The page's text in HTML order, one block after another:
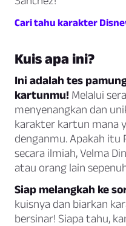
Cari tahu karakter
Kuis apa ini?
Ini adalah tes
kartunmu! Melalui
menyenangkan dan
karakter kartun mana
denganmu. Apakah itu
secara ilmiah, Velma
atau orang lain
Siap melangkah ke
kuisnya dan biarkan
bersinar! Siapa tahu,